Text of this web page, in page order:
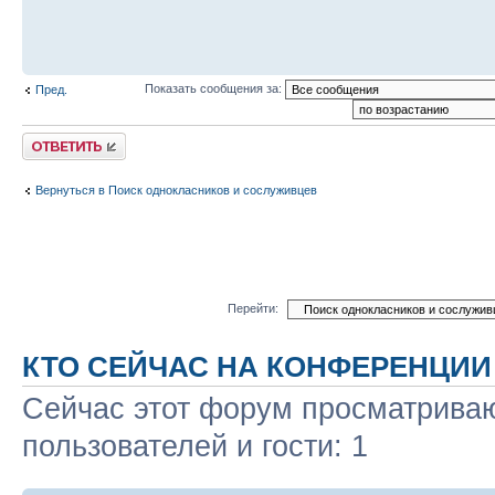
Пред. Показать сообщения за:
Ответить
Вернуться в Поиск однокласников и сослуживцев
Перейти:
КТО СЕЙЧАС НА КОНФЕРЕНЦИИ
Сейчас этот форум
пользователей и гости: 1